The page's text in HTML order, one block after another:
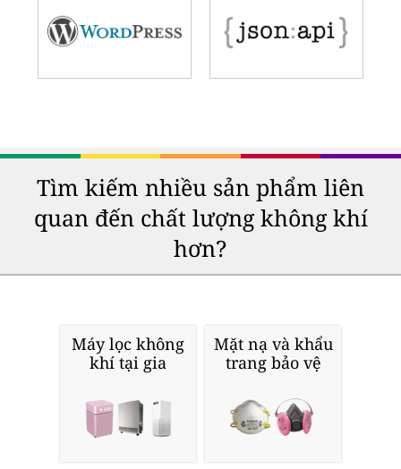
Tìm kiếm nhiều sản phẩm liên
quan đến chất lượng không khí
hơn?
Máy lọc không
khí tại gia
Mặt nạ và khẩu
trang bảo vệ